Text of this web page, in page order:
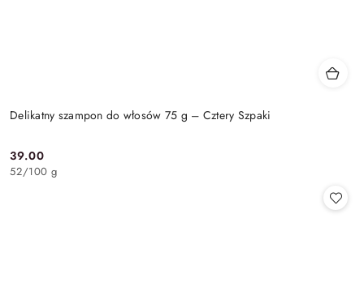
Delikatny szampon do włosów 75 g – Cztery Szpaki
Cena:
39.00
52/100 g